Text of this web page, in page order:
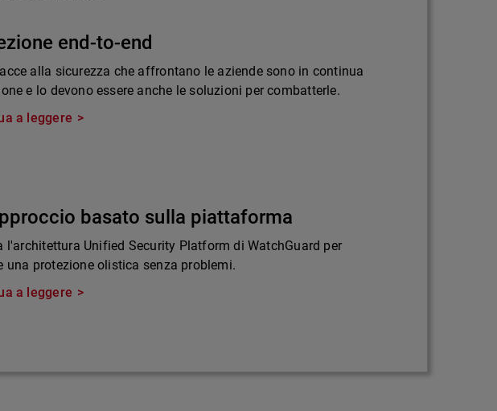
end-to-end
alla sicurezza che affrontano le aziende sono in continua
e lo devono essere anche le soluzioni per combatterle.
a leggere
basato sulla piattaforma
l'architettura Unified Security Platform di WatchGuard per
una protezione olistica senza problemi.
a leggere